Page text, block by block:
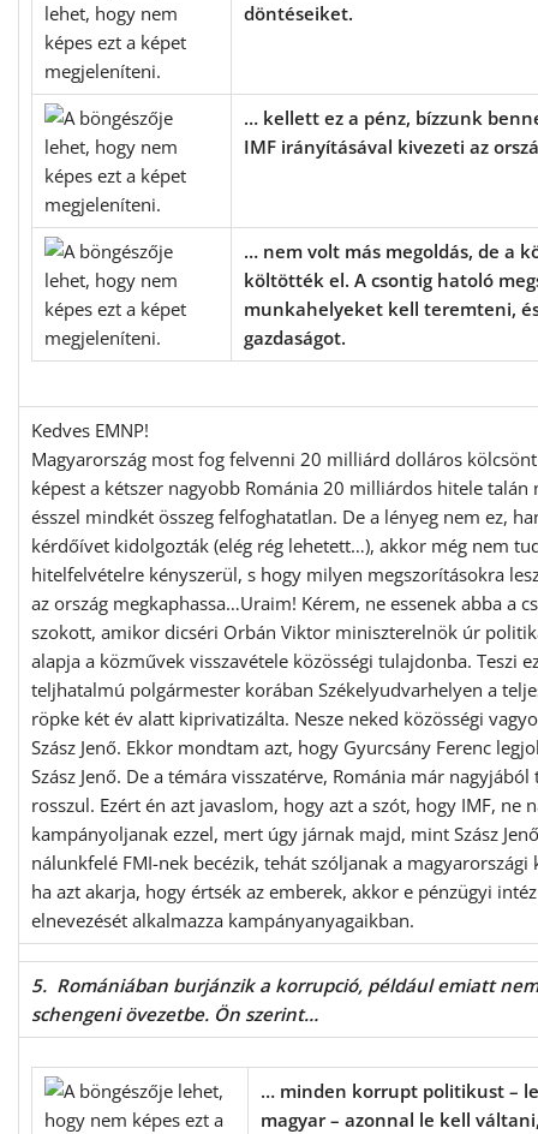
döntéseiket.
… kellett ez a pénz, bízzunk
IMF irányításával kivezeti az
… nem volt más megoldás, de a
költötték el. A csontig hatoló
munkahelyeket kell teremteni,
gazdaságot.
Kedves EMNP!
Magyarország most fog felvenni 20 milliárd dolláros
képest a kétszer nagyobb Románia 20 milliárdos hitele
ésszel mindkét összeg felfoghatatlan. De a lényeg nem ez,
kérdőívet kidolgozták (elég rég lehetett…), akkor még nem
hitelfelvételre kényszerül, s hogy milyen megszorításokra
az ország megkaphassa…Uraim! Kérem, ne essenek abba a
szokott, amikor dicséri Orbán Viktor miniszterelnök úr
alapja a közművek visszavétele közösségi tulajdonba. Teszi
teljhatalmú polgármester korában Székelyudvarhelyen a
röpke két év alatt kiprivatizálta. Nesze neked közösségi
Szász Jenő. Ekkor mondtam azt, hogy Gyurcsány Ferenc
Szász Jenő. De a témára visszatérve, Románia már
rosszul. Ezért én azt javaslom, hogy azt a szót, hogy IMF, ne
kampányoljanak ezzel, mert úgy járnak majd, mint Szász
nálunkfelé FMI-nek becézik, tehát szóljanak a
ha azt akarja, hogy értsék az emberek, akkor e pénzügyi
elnevezését alkalmazza kampányanyagaikban.
5. Romániában burjánzik a korrupció, például emiatt
schengeni övezetbe. Ön szerint…
… minden korrupt politikust –
magyar – azonnal le kell